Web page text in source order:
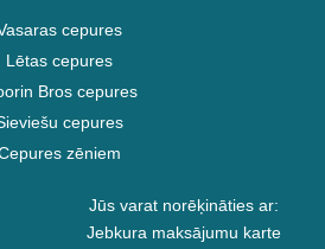
cepures
Lētas cepures
Bros cepures
cepures
zēniem
Jūs varat norēķināties ar:
Jebkura maksājumu karte